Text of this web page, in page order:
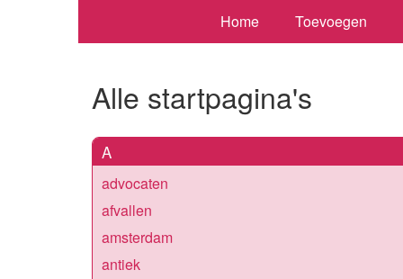
Home Toevoegen
Alle startpagina's
A
advocaten
afvallen
amsterdam
antiek